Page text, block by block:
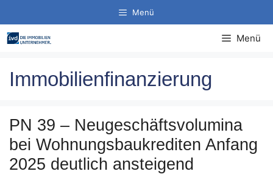
Inhalt
springen
Menü
Menü
Immobilienfinanzierung
PN 39 – Neugeschäftsvolumina
bei Wohnungsbaukrediten Anfang
2025 deutlich ansteigend